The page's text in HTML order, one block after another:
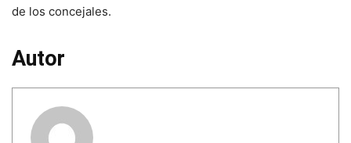
de los concejales.
Autor